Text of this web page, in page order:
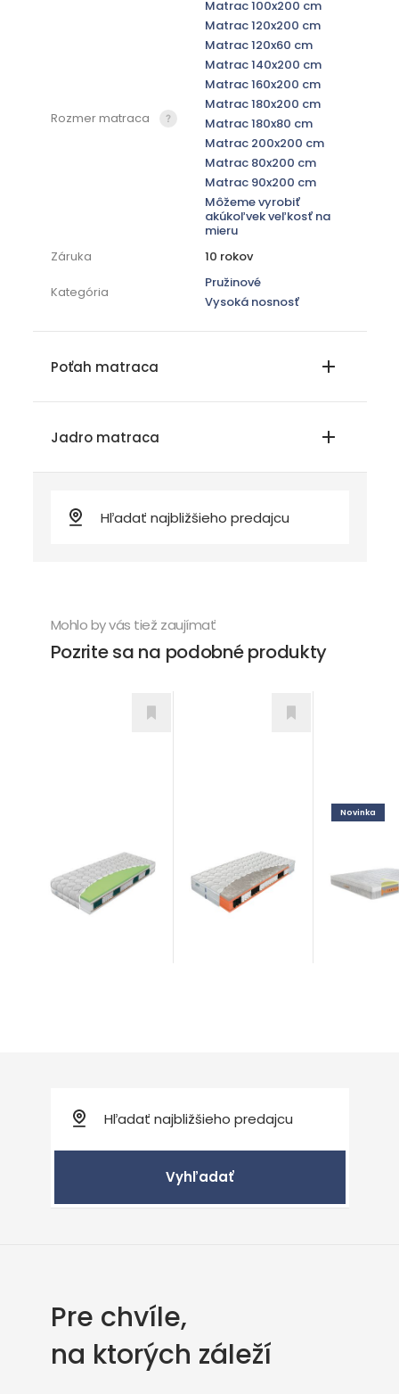
Rozmer matraca
Matrac 100x200 cm
Matrac 120x200 cm
Matrac 120x60 cm
Matrac 140x200 cm
Matrac 160x200 cm
Matrac 180x200 cm
Matrac 180x80 cm
Matrac 200x200 cm
Matrac 80x200 cm
Matrac 90x200 cm
Môžeme vyrobiť
akúkoľvek veľkosť na
mieru
Záruka
10 rokov
Kategória
Pružinové
Vysoká nosnosť
Poťah matraca
Jadro matraca
Mohlo by vás tiež zaujímať
Pozrite sa na podobné produkty
Matrace
Cellflex
Matrace
Novinka
exclusive
white
Prírodné
Vyhľadať
Pre chvíle,
na ktorých záleží